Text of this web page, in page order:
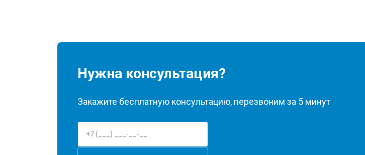
Нужна консультация?
Закажите бесплатную консультацию, перезвоним за 5 минут